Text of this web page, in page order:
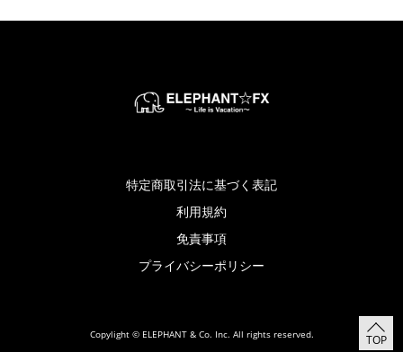
特定商取引法に基づく表記
利用規約
免責事項
プライバシーポリシー
Copylight © ELEPHANT & Co. Inc. All rights reserved. TOP